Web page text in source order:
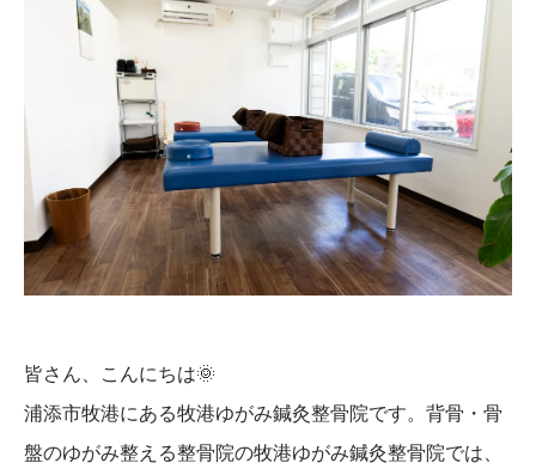
皆さん、こんにちは🌞
浦添市牧港にある牧港ゆがみ鍼灸整骨院です。背骨・骨
盤のゆがみ整える整骨院の牧港ゆがみ鍼灸整骨院では、